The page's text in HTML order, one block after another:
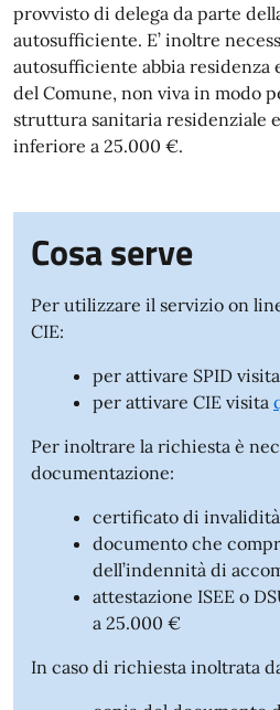
provvisto di delega da parte
autosufficiente. E’ inoltre
autosufficiente abbia residenza
del Comune, non viva in modo
struttura sanitaria residenziale
inferiore a 25.000 €.
Cosa serve
Per utilizzare il servizio on
CIE:
per attivare SPID visita
per attivare CIE visita
Per inoltrare la richiesta è
documentazione:
certificato di
documento che
dell’indennità di
attestazione ISEE o
a 25.000 €
In caso di richiesta inoltrata